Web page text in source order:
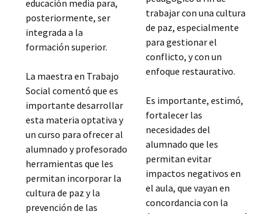
educación media para,
posteriormente, ser
integrada a la
formación superior.
La maestra en Trabajo
Social comentó que es
importante desarrollar
esta materia optativa y
un curso para ofrecer al
alumnado y profesorado
herramientas que les
permitan incorporar la
cultura de paz y la
prevención de las
trabajar con una cultura
de paz, especialmente
para gestionar el
conflicto, y con un
enfoque restaurativo.
Es importante, estimó,
fortalecer las
necesidades del
alumnado que les
permitan evitar
impactos negativos en
el aula, que vayan en
concordancia con la